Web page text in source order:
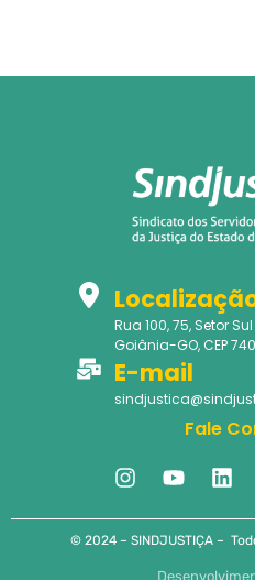
Rua 100, 75, Setor Sul
Goiânia-GO, CEP
E-mail
Fale
© 2024 – SINDJUSTIÇA –